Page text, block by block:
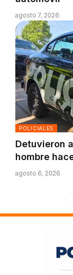
agosto 7, 2026
POLICIALES
Detuvieron
hombre
agosto 6, 2026